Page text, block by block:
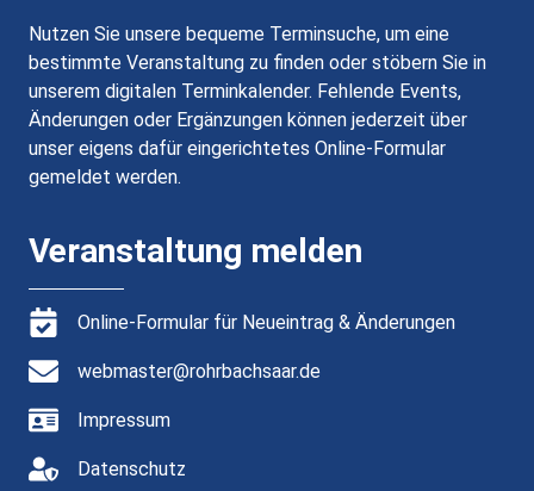
Nutzen Sie unsere bequeme Terminsuche, um eine
bestimmte Veranstaltung zu finden oder stöbern Sie in
unserem digitalen Terminkalender. Fehlende Events,
Änderungen oder Ergänzungen können jederzeit über
unser eigens dafür eingerichtetes Online-Formular
gemeldet werden.
Veranstaltung melden
Online-Formular für Neueintrag & Änderungen
webmaster@rohrbachsaar.de
Impressum
Datenschutz